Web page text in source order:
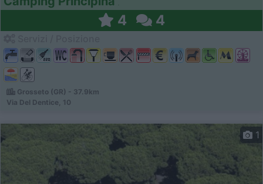
4 4
Grosseto (GR) - 37.9km
Via Del Dentice, 10
1